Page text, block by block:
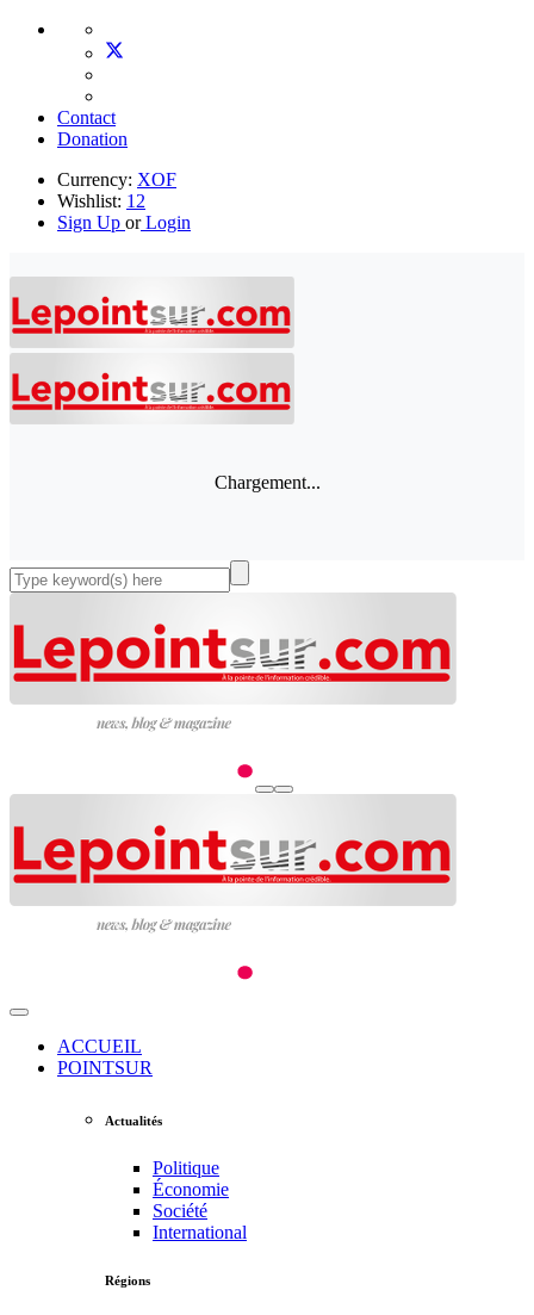
Contact
Donation
Currency: XOF
Wishlist: 12
Sign Up orLogin
Chargement...
ACCUEIL
POINTSUR
Actualités
Politique
Économie
Société
International
Régions